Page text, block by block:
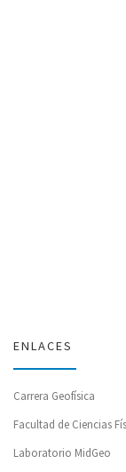
ENLACES
Carrera Geofísica
Facultad de Ciencias
Laboratorio MidGeo